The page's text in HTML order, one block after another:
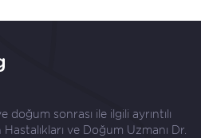
sonrası ile ilgili ayrıntılı
ve Doğum Uzmanı Dr.